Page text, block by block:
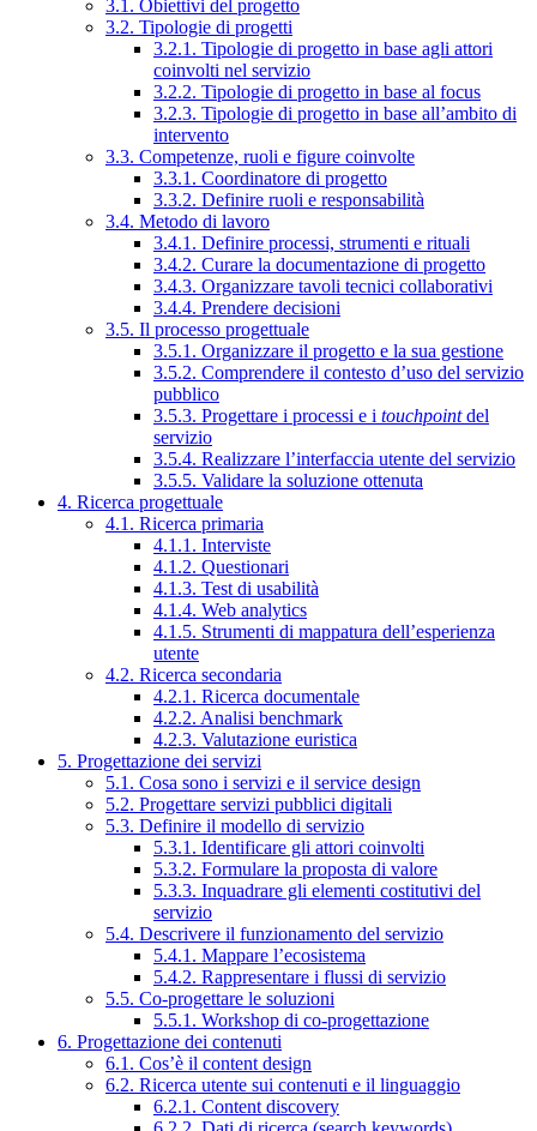
3.1. Obiettivi del progetto
3.2. Tipologie di progetti
3.2.1. Tipologie di progetto in base agli attori
coinvolti nel servizio
3.2.2. Tipologie di progetto in base al focus
3.2.3. Tipologie di progetto in base all’ambito di
intervento
3.3. Competenze, ruoli e figure coinvolte
3.3.1. Coordinatore di progetto
3.3.2. Definire ruoli e responsabilità
3.4. Metodo di lavoro
3.4.1. Definire processi, strumenti e rituali
3.4.2. Curare la documentazione di progetto
3.4.3. Organizzare tavoli tecnici collaborativi
3.4.4. Prendere decisioni
3.5. Il processo progettuale
3.5.1. Organizzare il progetto e la sua gestione
3.5.2. Comprendere il contesto d’uso del servizio
pubblico
3.5.3. Progettare i processi e i touchpointdel
servizio
3.5.4. Realizzare l’interfaccia utente del servizio
3.5.5. Validare la soluzione ottenuta
4. Ricerca progettuale
4.1. Ricerca primaria
4.1.1. Interviste
4.1.2. Questionari
4.1.3. Test di usabilità
4.1.4. Web analytics
4.1.5. Strumenti di mappatura dell’esperienza
utente
4.2. Ricerca secondaria
4.2.1. Ricerca documentale
4.2.2. Analisi benchmark
4.2.3. Valutazione euristica
5. Progettazione dei servizi
5.1. Cosa sono i servizi e il service design
5.2. Progettare servizi pubblici digitali
5.3. Definire il modello di servizio
5.3.1. Identificare gli attori coinvolti
5.3.2. Formulare la proposta di valore
5.3.3. Inquadrare gli elementi costitutivi del
servizio
5.4. Descrivere il funzionamento del servizio
5.4.1. Mappare l’ecosistema
5.4.2. Rappresentare i flussi di servizio
5.5. Co-progettare le soluzioni
5.5.1. Workshop di co-progettazione
6. Progettazione dei contenuti
6.1. Cos’è il content design
6.2. Ricerca utente sui contenuti e il linguaggio
6.2.1. Content discovery